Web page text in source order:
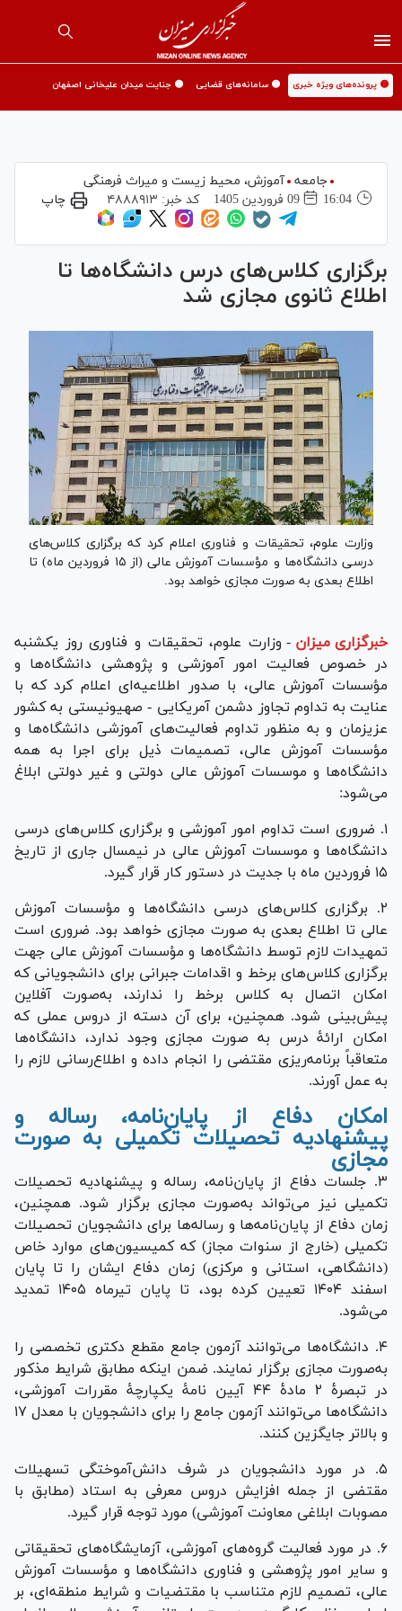
🟡 پرونده‌های ویژه خبری 🟡 سامانه‌های قضایی 🟡 جنایت میدان علیخانی اصفهان
جامعه
آموزش،‌ محیط زیست و میراث فرهنگی
16:04
09 فروردين 1405 کد خبر: ۴۸۸۸۹۱۳ چاپ
برگزاری کلاس‌های درس دانشگاه‌ها تا
اطلاع ثانوی مجازی شد
وزارت علوم، تحقیقات و فناوری اعلام کرد که برگزاری کلاس‌های
درسی دانشگاه‌ها و مؤسسات آموزش عالی (از ۱۵ فروردین ماه) تا
اطلاع بعدی به صورت مجازی خواهد بود.
خبرگزاری میزان - وزارت علوم، تحقیقات و فناوری روز یکشنبه
در خصوص فعالیت امور آموزشی و پژوهشی دانشگاه‌ها و
مؤسسات آموزش عالی، با صدور اطلاعیه‌ای اعلام کرد که با
عنایت به تداوم تجاوز دشمن آمریکایی - صهیونیستی به کشور
عزیزمان و به منظور تداوم فعالیت‌های آموزشی دانشگاه‌ها و
مؤسسات آموزش عالی، تصمیمات ذیل برای اجرا به همه
دانشگاه‌ها و موسسات آموزش عالی دولتی و غیر دولتی ابلاغ
می‌شود:
۱. ضروری است تداوم امور آموزشی و برگزاری کلاس‌های درسی
دانشگاه‌ها و موسسات آموزش عالی در نیمسال جاری از تاریخ
۱۵ فروردین ماه با جدیت در دستور کار قرار گیرد.
۲. برگزاری کلاس‌های درسی دانشگاه‌ها و مؤسسات آموزش
عالی تا اطلاع بعدی به صورت مجازی خواهد بود. ضروری است
تمهیدات لازم توسط دانشگاه‌ها و مؤسسات آموزش عالی جهت
برگزاری کلاس‌های برخط و اقدامات جبرانی برای دانشجویانی که
امکان اتصال به کلاس برخط را ندارند، به‌صورت آفلاین
پیش‌بینی شود. همچنین، برای آن دسته از دروس عملی که
امکان ارائۀ درس به صورت مجازی وجود ندارد، دانشگاه‌ها
متعاقباً برنامه‌ریزی مقتضی را انجام داده و اطلاع‌رسانی لازم را
به عمل آورند.
امکان دفاع از پایان‌نامه، رساله و
پیشنهادیه تحصیلات تکمیلی به صورت
مجازی
۳. جلسات دفاع از پایان‌نامه، رساله و پیشنهادیه تحصیلات
تکمیلی نیز می‌تواند به‌صورت مجازی برگزار شود. همچنین،
زمان دفاع از پایان‌نامه‌ها و رساله‌ها برای دانشجویان تحصیلات
تکمیلی (خارج از سنوات مجاز) که کمیسیون‌های موارد خاص
(دانشگاهی، استانی و مرکزی) زمان دفاع ایشان را تا پایان
اسفند ۱۴۰۴ تعیین کرده بود، تا پایان تیرماه ۱۴۰۵ تمدید
می‌شود.
۴. دانشگاه‌ها می‌توانند آزمون جامع مقطع دکتری تخصصی را
به‌صورت مجازی برگزار نمایند. ضمن اینکه مطابق شرایط مذکور
در تبصرۀ ۲ مادۀ ۴۴ آیین نامۀ یکپارچۀ مقررات آموزشی،
دانشگاه‌ها می‌توانند آزمون جامع را برای دانشجویان با معدل ۱۷
و بالاتر جایگزین کنند.
۵. در مورد دانشجویان در شرف دانش‌آموختگی تسهیلات
مقتضی از جمله افزایش دروس معرفی به استاد (مطابق با
مصوبات ابلاغی معاونت آموزشی) مورد توجه قرار گیرد.
۶. در مورد فعالیت گروه‌های آموزشی، آزمایشگاه‌های تحقیقاتی
و سایر امور پژوهشی و فناوری دانشگاه‌ها و مؤسسات آموزش
عالی، تصمیم لازم متناسب با مقتضیات و شرایط منطقه‌ای، بر